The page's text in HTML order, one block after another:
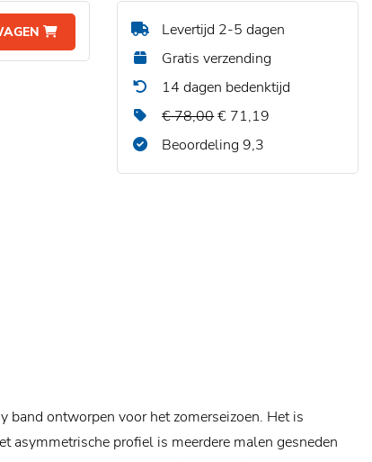
Levertijd 2-5 dagen
Gratis verzending
14 dagen bedenktijd
€ 78,00€ 71,19
Beoordeling 9,3
band ontworpen voor het zomerseizoen. Het is
asymmetrische profiel is meerdere malen gesneden